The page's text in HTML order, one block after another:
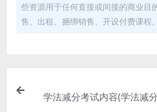
些资源用于任何直接或间接的商业目
售、出租、捆绑销售、开设付费课程。
学法减分考试内容(学法减